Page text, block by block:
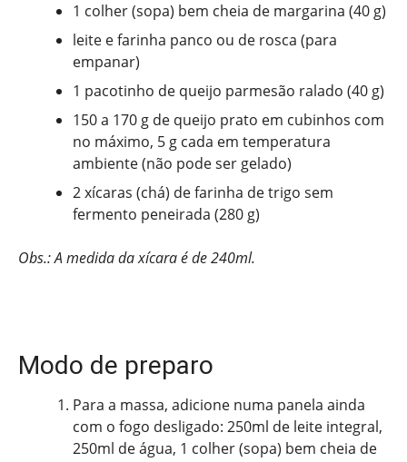
1 colher (sopa) bem cheia de margarina (40 g)
leite e farinha panco ou de rosca (para
empanar)
1 pacotinho de queijo parmesão ralado (40 g)
150 a 170 g de queijo prato em cubinhos com
no máximo, 5 g cada em temperatura
ambiente (não pode ser gelado)
2 xícaras (chá) de farinha de trigo sem
fermento peneirada (280 g)
Obs.: A medida da xícara é de 240ml.
Modo de preparo
Para a massa, adicione numa panela ainda
com o fogo desligado: 250ml de leite integral,
250ml de água, 1 colher (sopa) bem cheia de